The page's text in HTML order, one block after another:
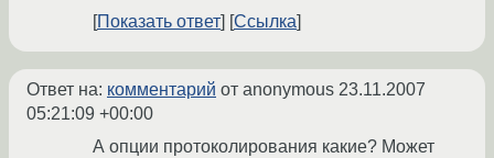
Показать ответ
Ссылка
Ответ на: комментарий от anonymous 23.11.2007
05:21:09 +00:00
А опции протоколирования какие? Может